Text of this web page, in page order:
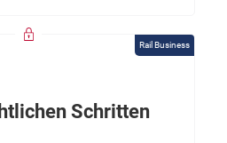
Rail Business
Schritten